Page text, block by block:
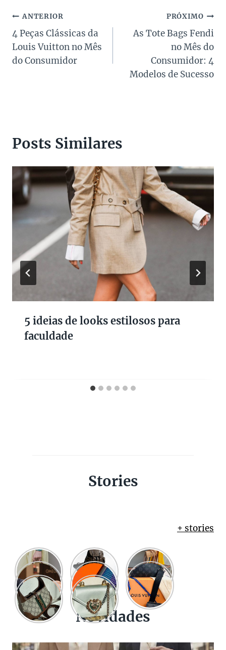
Navegação
de
Post
ANTERIOR
4 Peças Clássicas da
Louis Vuitton no Mês
do Consumidor
PRÓXIMO
As Tote Bags Fendi
no Mês do
Consumidor: 4
Modelos de Sucesso
Posts Similares
5 ideias de looks estilosos para
faculdade
Stories
+ stories
Novidades